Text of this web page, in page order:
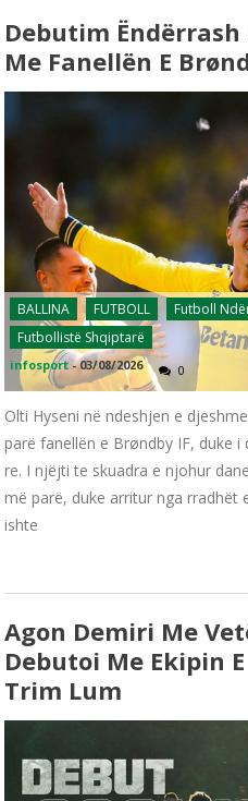
Debutim
Me Fanellën E
BALLINA FUTBOLL
Futboll
Futbollistë Shqiptarë
infosport -03/08/2026 0
Olti Hyseni në ndeshjen e
parë fanellën e Brøndby IF, duke
re. I njëjti te skuadra e njohur
më parë, duke arritur nga rradhët
ishte
Agon Demiri Me
Debutoi Me Ekipin
Trim Lum